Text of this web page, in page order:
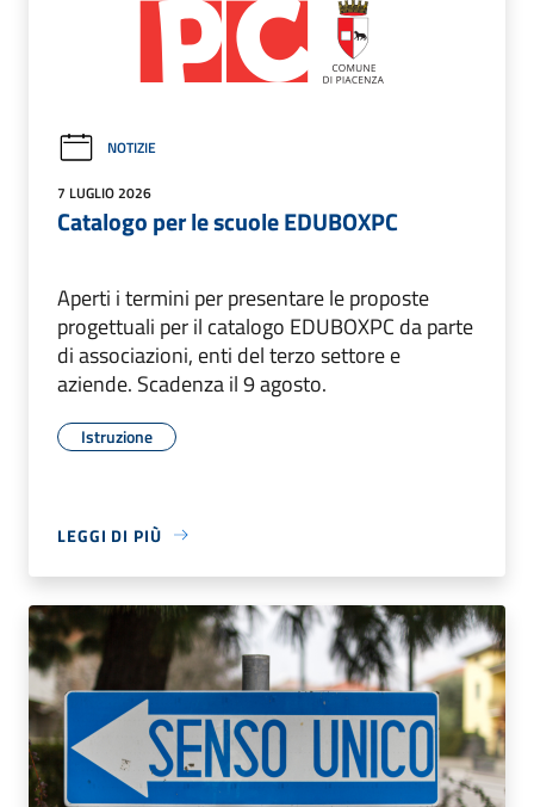
NOTIZIE
7 LUGLIO 2026
Catalogo per le scuole EDUBOXPC
Aperti i termini per presentare le proposte
progettuali per il catalogo EDUBOXPC da parte
di associazioni, enti del terzo settore e
aziende. Scadenza il 9 agosto.
Istruzione
LEGGI DI PIÙ